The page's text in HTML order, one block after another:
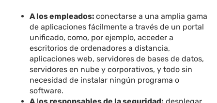
A los empleados:conectarse a una amplia gama
de aplicaciones fácilmente a través de un portal
unificado, como, por ejemplo, acceder a
escritorios de ordenadores a distancia,
aplicaciones web, servidores de bases de datos,
servidores en nube y corporativos, y todo sin
necesidad de instalar ningún programa o
software.